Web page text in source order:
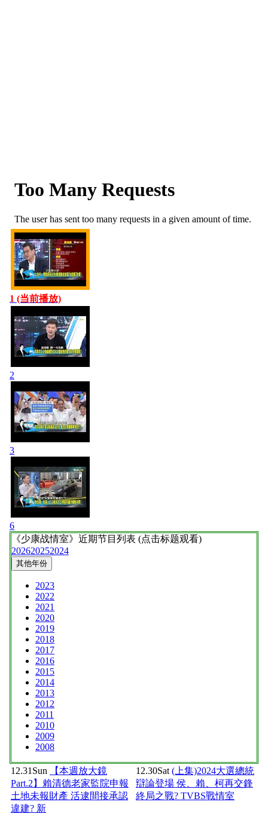
1 (当前播放)
2
3
6
《少康战情室》 近期节目列表 (点击标题观看)
202620252024
其他年份
2023
2022
2021
2020
2019
2018
2017
2016
2015
2014
2013
2012
2011
2010
2009
2008
12.31 Sun
【本週放大鏡
Part.2】賴清德老家監院申報
土地未報財產 活逮間接承認
違建? 新
12.30Sat (上集)2024大選總統
辯論登場 侯、賴、柯再交鋒
終局之戰? TVBS戰情室